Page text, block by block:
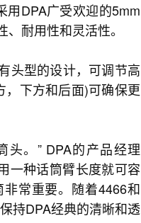
用DPA广受欢迎的5mm
耐用性和灵活性。
头型的设计，可调节高
下方和后面)可确保更
。” DPA的产品经理
一种话筒臂长度就可容
常重要。随着4466和
持DPA经典的清晰和透